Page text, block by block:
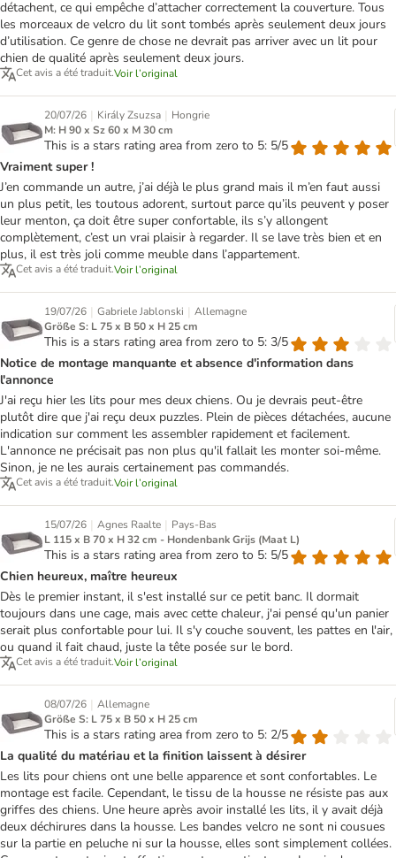
détachent, ce qui empêche d’attacher correctement la couverture. Tous
les morceaux de velcro du lit sont tombés après seulement deux jours
d’utilisation. Ce genre de chose ne devrait pas arriver avec un lit pour
chien de qualité après seulement deux jours.
Cet avis a été traduit.Voir l’original
20/07/26 | Király Zsuzsa | Hongrie
M: H 90 x Sz 60 x M 30 cm
This is a stars rating area from zero to 5: 5/5
Vraiment super !
J’en commande un autre, j’ai déjà le plus grand mais il m’en faut aussi
un plus petit, les toutous adorent, surtout parce qu’ils peuvent y poser
leur menton, ça doit être super confortable, ils s’y allongent
complètement, c’est un vrai plaisir à regarder. Il se lave très bien et en
plus, il est très joli comme meuble dans l’appartement.
Cet avis a été traduit.Voir l’original
19/07/26 | Gabriele Jablonski | Allemagne
Größe S: L 75 x B 50 x H 25 cm
This is a stars rating area from zero to 5: 3/5
Notice de montage manquante et absence d'information dans
l'annonce
J'ai reçu hier les lits pour mes deux chiens. Ou je devrais peut-être
plutôt dire que j'ai reçu deux puzzles. Plein de pièces détachées, aucune
indication sur comment les assembler rapidement et facilement.
L'annonce ne précisait pas non plus qu'il fallait les monter soi-même.
Sinon, je ne les aurais certainement pas commandés.
Cet avis a été traduit.Voir l’original
15/07/26 | Agnes Raalte | Pays-Bas
L 115 x B 70 x H 32 cm - Hondenbank Grijs (Maat L)
This is a stars rating area from zero to 5: 5/5
Chien heureux, maître heureux
Dès le premier instant, il s'est installé sur ce petit banc. Il dormait
toujours dans une cage, mais avec cette chaleur, j'ai pensé qu'un panier
serait plus confortable pour lui. Il s'y couche souvent, les pattes en l'air,
ou quand il fait chaud, juste la tête posée sur le bord.
Cet avis a été traduit.Voir l’original
08/07/26 | Allemagne
Größe S: L 75 x B 50 x H 25 cm
This is a stars rating area from zero to 5: 2/5
La qualité du matériau et la finition laissent à désirer
Les lits pour chiens ont une belle apparence et sont confortables. Le
montage est facile. Cependant, le tissu de la housse ne résiste pas aux
griffes des chiens. Une heure après avoir installé les lits, il y avait déjà
deux déchirures dans la housse. Les bandes velcro ne sont ni cousues
sur la partie en peluche ni sur la housse, elles sont simplement collées.